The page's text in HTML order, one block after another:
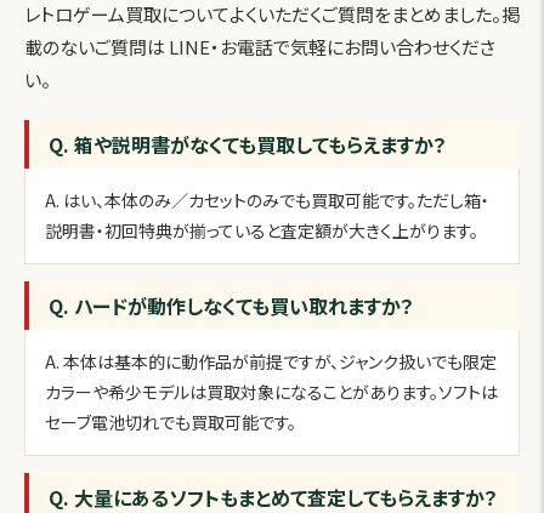
レトロゲーム買取についてよくいただくご質問をまとめました。掲
載のないご質問は LINE・お電話で気軽にお問い合わせくださ
い。
Q. 箱や説明書がなくても買取してもらえますか？
A. はい、本体のみ／カセットのみでも買取可能です。ただし箱・
説明書・初回特典が揃っていると査定額が大きく上がります。
Q. ハードが動作しなくても買い取れますか？
A. 本体は基本的に動作品が前提ですが、ジャンク扱いでも限定
カラーや希少モデルは買取対象になることがあります。ソフトは
セーブ電池切れでも買取可能です。
Q. 大量にあるソフトもまとめて査定してもらえますか？